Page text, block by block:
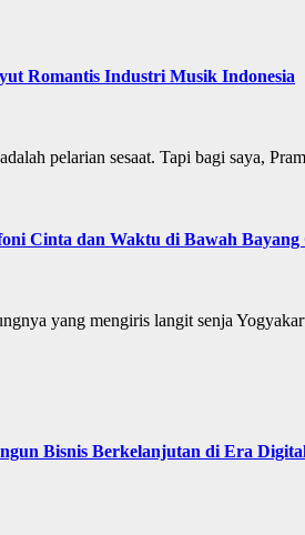
Romantis Industri Musik Indonesia
pelarian sesaat. Tapi bagi saya,
Cinta dan Waktu di Bawah Bayang
yang mengiris langit senja
Bisnis Berkelanjutan di Era